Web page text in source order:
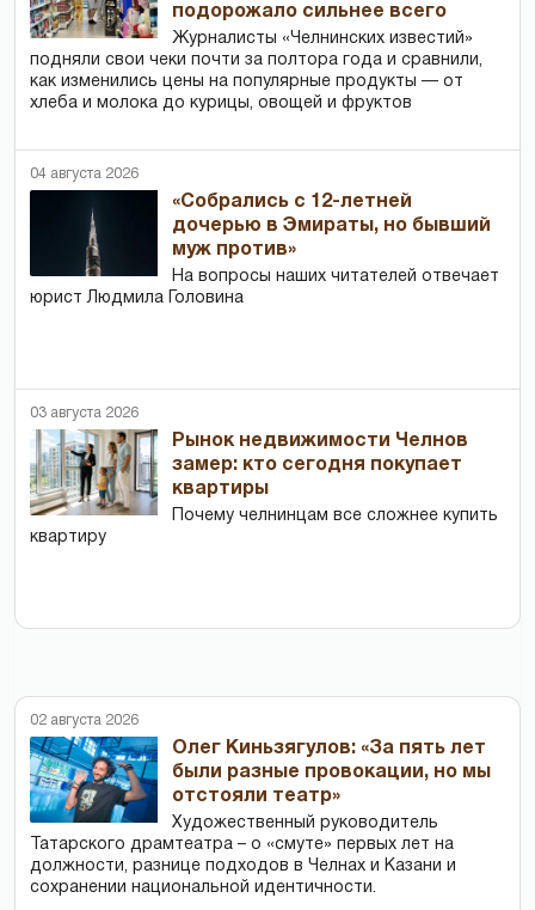
подорожало сильнее всего
Журналисты «Челнинских известий»
подняли свои чеки почти за полтора года и сравнили,
как изменились цены на популярные продукты — от
хлеба и молока до курицы, овощей и фруктов
04 августа 2026
«Собрались с 12-летней
дочерью в Эмираты, но бывший
муж против»
На вопросы наших читателей отвечает
юрист Людмила Головина
03 августа 2026
Рынок недвижимости Челнов
замер: кто сегодня покупает
квартиры
Почему челнинцам все сложнее купить
квартиру
02 августа 2026
Олег Киньзягулов: «За пять лет
были разные провокации, но мы
отстояли театр»
Художественный руководитель
Татарского драмтеатра – о «смуте» первых лет на
должности, разнице подходов в Челнах и Казани и
сохранении национальной идентичности.